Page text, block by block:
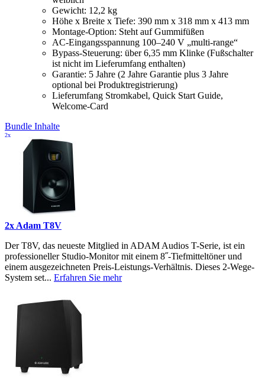
Gewicht: 12,2 kg
Höhe x Breite x Tiefe: 390 mm x 318 mm x 413 mm
Montage-Option: Steht auf Gummifüßen
AC-Eingangsspannung 100–240 V „multi-range“
Bypass-Steuerung: über 6,35 mm Klinke (Fußschalter
ist nicht im Lieferumfang enthalten)
Garantie: 5 Jahre (2 Jahre Garantie plus 3 Jahre
optional bei Produktregistrierung)
Lieferumfang Stromkabel, Quick Start Guide,
Welcome-Card
Bundle Inhalte
2x
2x Adam T8V
Der T8V, das neueste Mitglied in ADAM Audios T-Serie, ist ein
professioneller Studio-Monitor mit einem 8˝-Tiefmitteltöner und
einem ausgezeichneten Preis-Leistungs-Verhältnis. Dieses 2-Wege-
System set... Erfahren Sie mehr